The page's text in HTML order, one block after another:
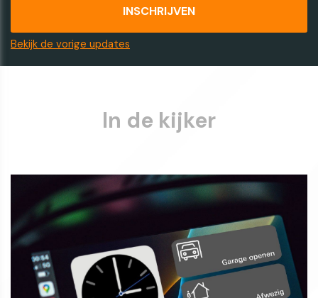
Bekijk de vorige updates
In de kijker